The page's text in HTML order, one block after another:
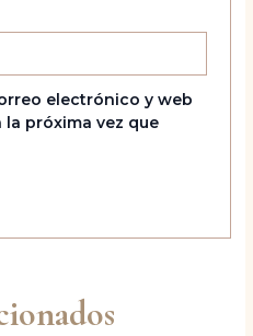
electrónico y web
próxima vez que